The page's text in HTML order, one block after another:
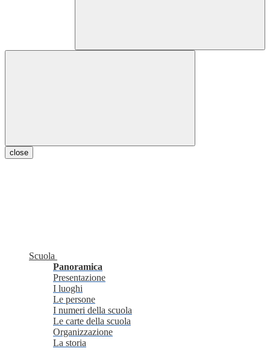
close
Scuola
Panoramica
Presentazione
I luoghi
Le persone
I numeri della scuola
Le carte della scuola
Organizzazione
La storia